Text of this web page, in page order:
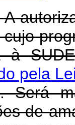
à
pela
Será
de